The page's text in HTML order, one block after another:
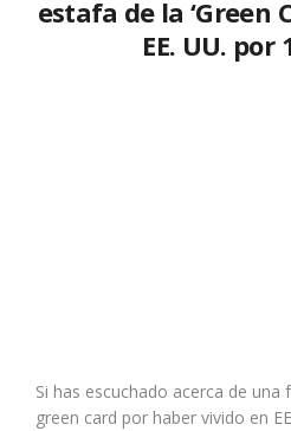
estafa de la ‘Green
EE. UU. por
Si has escuchado acerca de
green card por haber vivido en